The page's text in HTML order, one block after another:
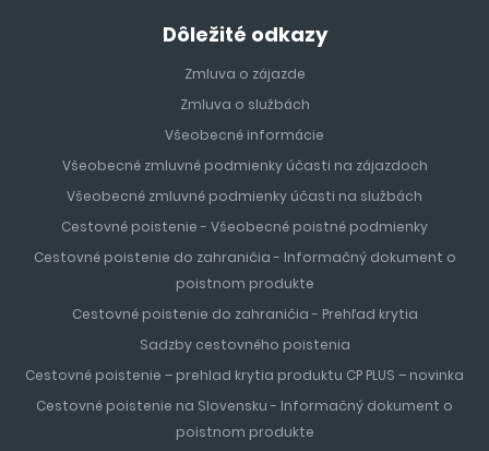
Dôležité odkazy
Zmluva o zájazde
Zmluva o službách
Všeobecné informácie
Všeobecné zmluvné podmienky účasti na zájazdoch
Všeobecné zmluvné podmienky účasti na službách
Cestovné poistenie - Všeobecné poistné podmienky
Cestovné poistenie do zahraničia - Informačný dokument o
poistnom produkte
Cestovné poistenie do zahraničia - Prehľad krytia
Sadzby cestovného poistenia
Cestovné poistenie – prehlad krytia produktu CP PLUS – novinka
Cestovné poistenie na Slovensku - Informačný dokument o
poistnom produkte